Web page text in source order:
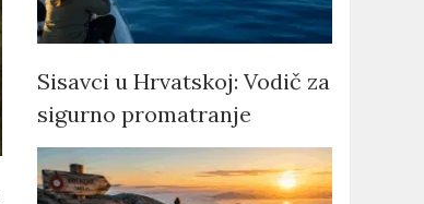
Sisavci u Hrvatskoj: Vodič za
sigurno promatranje